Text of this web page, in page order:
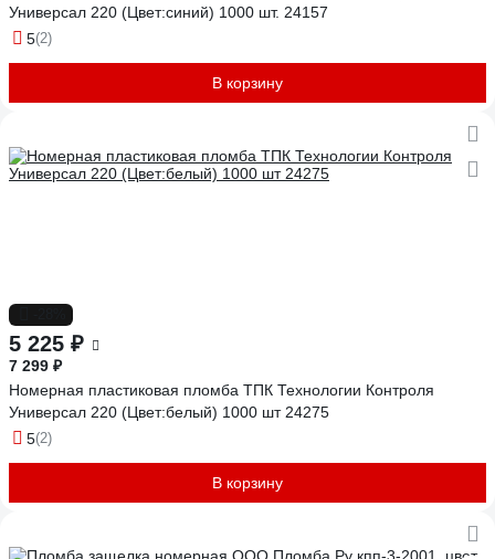
Универсал 220 (Цвет:синий) 1000 шт. 24157
5(2)
В корзину
5 225 ₽
7 299 ₽
Номерная пластиковая пломба ТПК Технологии Контроля
Универсал 220 (Цвет:белый) 1000 шт 24275
5(2)
В корзину